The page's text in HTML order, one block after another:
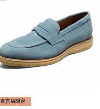
直営店限定